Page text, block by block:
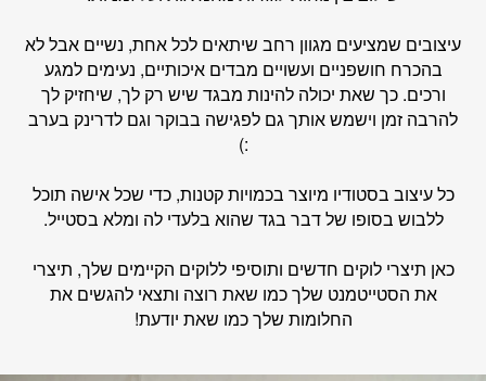
עיצובים שמציעים מגוון רחב שיתאים לכל אחת, נשיים אבל לא
בהכרח חושפניים ועשויים מבדים איכותיים, נעימים למגע
ורכים. כך שאת יכולה להינות מבגד שיש רק לך, שיחזיק לך
להרבה זמן וישמש אותך גם לפגישה בבוקר וגם לדרינק בערב
:)
כל עיצוב בסטודיו מיוצר בכמויות קטנות, כדי שכל אישה תוכל
ללבוש בסופו של דבר בגד שהוא בלעדי לה ומלא בסטייל.
כאן תיצרי לוקים חדשים ותוסיפי ללוקים הקיימים שלך, תיצרי
את הסטייטמנט שלך כמו שאת רוצה ותצאי להגשים את
החלומות שלך כמו שאת יודעת!